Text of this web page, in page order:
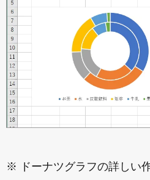
※ ドーナツグラフの詳しい